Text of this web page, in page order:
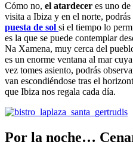
Cómo no, el atardecer es uno
visita a Ibiza y en el norte,
puesta de sol si el tiempo lo
es la que se puede contemplar
Na Xamena, muy cerca del
es un enorme ventana al mar
vez tomes asiento, podrás
van escondiéndose tras el
que Ibiza nos regala cada día.
Por la noche…